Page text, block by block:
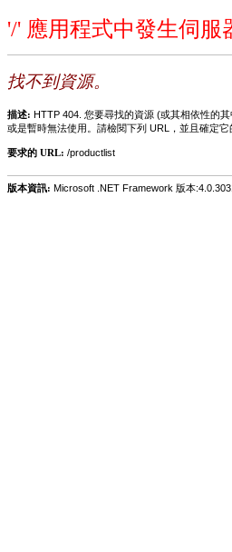
'/' 應用程式中發生伺服
找不到資源。
描述: HTTP 404. 您要尋找的資源 (或其相依性的
或是暫時無法使用。請檢閱下列 URL，並且確定它
要求的 URL: /productlist
版本資訊: Microsoft .NET Framework 版本